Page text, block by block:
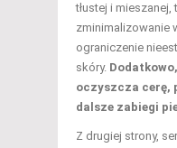
tłustej i
zminimalizowanie
ograniczenie
skóry.
oczyszcza cerę,
dalsze zabiegi
Z drugiej strony,